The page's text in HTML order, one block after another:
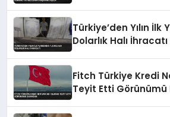
Türkiye’den Yılın İlk
Dolarlık Halı İhracatı
Fitch Türkiye Kredi
Teyit Etti Görünümü